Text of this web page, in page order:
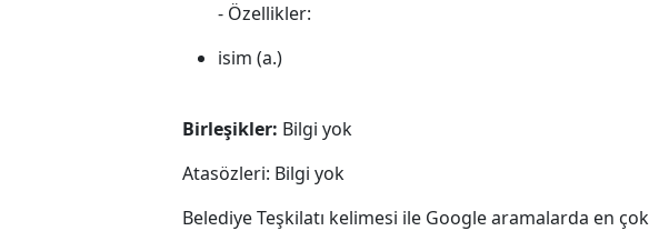
- Özellikler:
isim (a.)
Birleşikler: Bilgi yok
Atasözleri: Bilgi yok
Belediye Teşkilatı kelimesi ile Google aramalarda en